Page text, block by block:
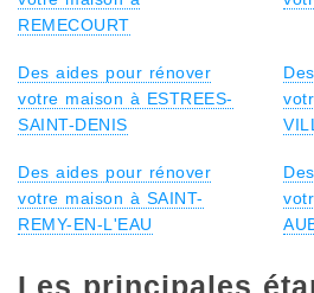
REMECOURT
Des aides pour rénover
votre maison à ESTREES-
SAINT-DENIS
Des aides pour rénover
votre maison à SAINT-
REMY-EN-L'EAU
Les principales